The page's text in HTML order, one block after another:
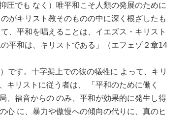
圧でも なく）唯平和こそ人類の発展のために
がキリスト教そのものの中に深く根ざしたも
、平和を唱えることは、イエズス・キリスト
平和は、キリストである」（エフェゾ２章14
です。十字架上での彼の犠牲に よって、キリ
キリストに従う者は、 「平和のために働く
、福音からの のみ、平和が効果的に発生し得
心 に、暴力や傲慢への傾向の代りに、真のヒ